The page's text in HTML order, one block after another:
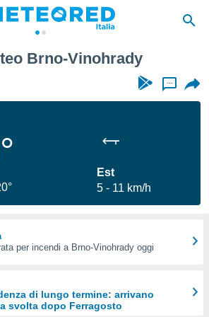
Brno-Vinohrady
...
Est
5
11 km/h
per incendi a Brno-Vinohrady oggi
di lungo termine: arrivano
svolta dopo Ferragosto